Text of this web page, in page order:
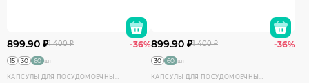
899.90 ₽1 400 ₽ -36%
15 30 60 шт
КАПСУЛЫ ДЛЯ ПОСУДОМОЕЧНЫХ МАШИН
899.90 ₽1 400 ₽ -36%
30 60 шт
КАПСУЛЫ ДЛЯ ПОСУДОМОЕЧНЫХ МАШИН